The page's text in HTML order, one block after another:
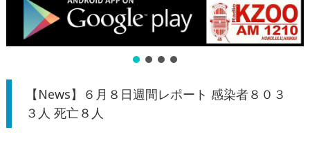
【News】６月８日週間レポート 感染者８０３
３人 死亡８人